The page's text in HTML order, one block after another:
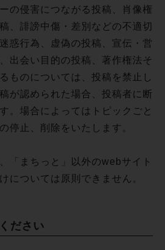
の侵害につながる投稿、肖像権
、誹謗中傷・差別などの不適切
惑行為、虚偽の投稿、宣伝・営
出会い目的の投稿、著作権法そ
ものについては、投稿を禁止し
が認められた場合、投稿者に断
。場合によってはトピックごと
停止、削除をいたします。
「まちっと」以外のwebサイト
については原則できません。
ださい